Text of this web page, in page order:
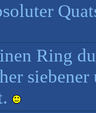
Ring